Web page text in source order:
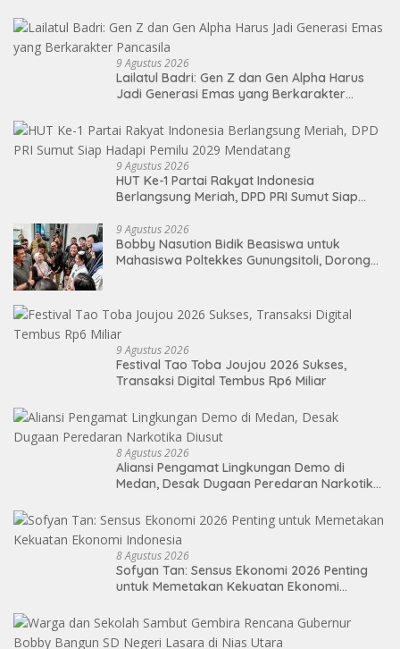
9 Agustus 2026
Lailatul Badri: Gen Z dan Gen Alpha Harus
Jadi Generasi Emas yang Berkarakter
9 Agustus 2026
HUT Ke-1 Partai Rakyat Indonesia
Berlangsung Meriah, DPD PRI Sumut Siap
9 Agustus 2026
Bobby Nasution Bidik Beasiswa untuk
Mahasiswa Poltekkes Gunungsitoli, Dorong
9 Agustus 2026
Festival Tao Toba Joujou 2026 Sukses,
Transaksi Digital Tembus Rp6 Miliar
8 Agustus 2026
Aliansi Pengamat Lingkungan Demo di
Medan, Desak Dugaan Peredaran Narkotika
8 Agustus 2026
Sofyan Tan: Sensus Ekonomi 2026 Penting
untuk Memetakan Kekuatan Ekonomi